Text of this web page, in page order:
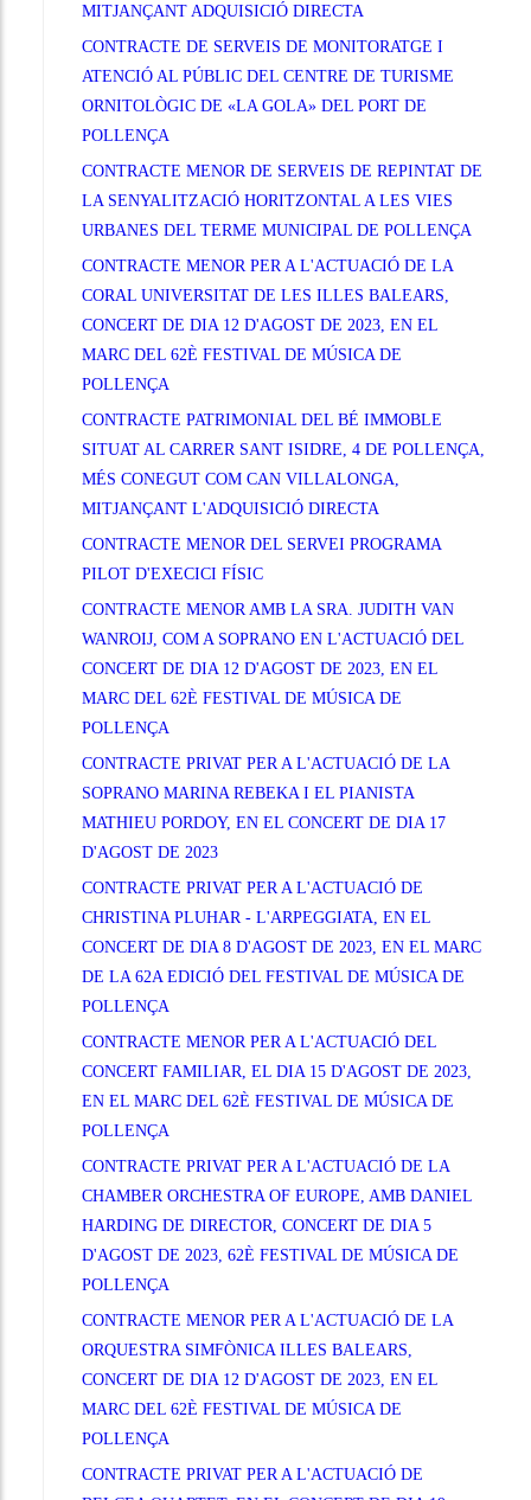
MITJANÇANT ADQUISICIÓ DIRECTA
CONTRACTE DE SERVEIS DE MONITORATGE I
ATENCIÓ AL PÚBLIC DEL CENTRE DE TURISME
ORNITOLÒGIC DE «LA GOLA» DEL PORT DE
POLLENÇA
CONTRACTE MENOR DE SERVEIS DE REPINTAT DE
LA SENYALITZACIÓ HORITZONTAL A LES VIES
URBANES DEL TERME MUNICIPAL DE POLLENÇA
CONTRACTE MENOR PER A L'ACTUACIÓ DE LA
CORAL UNIVERSITAT DE LES ILLES BALEARS,
CONCERT DE DIA 12 D'AGOST DE 2023, EN EL
MARC DEL 62È FESTIVAL DE MÚSICA DE
POLLENÇA
CONTRACTE PATRIMONIAL DEL BÉ IMMOBLE
SITUAT AL CARRER SANT ISIDRE, 4 DE POLLENÇA,
MÉS CONEGUT COM CAN VILLALONGA,
MITJANÇANT L'ADQUISICIÓ DIRECTA
CONTRACTE MENOR DEL SERVEI PROGRAMA
PILOT D'EXECICI FÍSIC
CONTRACTE MENOR AMB LA SRA. JUDITH VAN
WANROIJ, COM A SOPRANO EN L'ACTUACIÓ DEL
CONCERT DE DIA 12 D'AGOST DE 2023, EN EL
MARC DEL 62È FESTIVAL DE MÚSICA DE
POLLENÇA
CONTRACTE PRIVAT PER A L'ACTUACIÓ DE LA
SOPRANO MARINA REBEKA I EL PIANISTA
MATHIEU PORDOY, EN EL CONCERT DE DIA 17
D'AGOST DE 2023
CONTRACTE PRIVAT PER A L'ACTUACIÓ DE
CHRISTINA PLUHAR - L'ARPEGGIATA, EN EL
CONCERT DE DIA 8 D'AGOST DE 2023, EN EL MARC
DE LA 62A EDICIÓ DEL FESTIVAL DE MÚSICA DE
POLLENÇA
CONTRACTE MENOR PER A L'ACTUACIÓ DEL
CONCERT FAMILIAR, EL DIA 15 D'AGOST DE 2023,
EN EL MARC DEL 62È FESTIVAL DE MÚSICA DE
POLLENÇA
CONTRACTE PRIVAT PER A L'ACTUACIÓ DE LA
CHAMBER ORCHESTRA OF EUROPE, AMB DANIEL
HARDING DE DIRECTOR, CONCERT DE DIA 5
D'AGOST DE 2023, 62È FESTIVAL DE MÚSICA DE
POLLENÇA
CONTRACTE MENOR PER A L'ACTUACIÓ DE LA
ORQUESTRA SIMFÒNICA ILLES BALEARS,
CONCERT DE DIA 12 D'AGOST DE 2023, EN EL
MARC DEL 62È FESTIVAL DE MÚSICA DE
POLLENÇA
CONTRACTE PRIVAT PER A L'ACTUACIÓ DE